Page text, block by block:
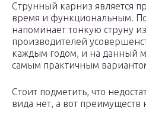
Струнный карниз является
время и функциональным.
напоминает тонкую струну
производителей
каждым годом, и на данный
самым практичным
Стоит подметить, что
вида нет, а вот преимуществ